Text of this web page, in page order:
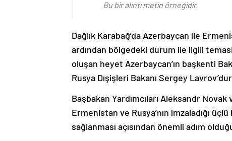
Bu bir alıntı metin örneğidir.
Dağlık Karabağ’da Azerbaycan ile
ardından bölgedeki durum ile ilgili
oluşan heyet Azerbaycan’ın başkenti
Rusya Dışişleri Bakanı Sergey
Başbakan Yardımcıları Aleksandr
Ermenistan ve Rusya’nın imzaladığı
sağlanması açısından önemli adım